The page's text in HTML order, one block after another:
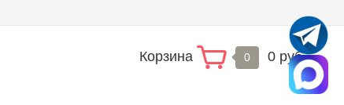
Корзина 0 0 руб.